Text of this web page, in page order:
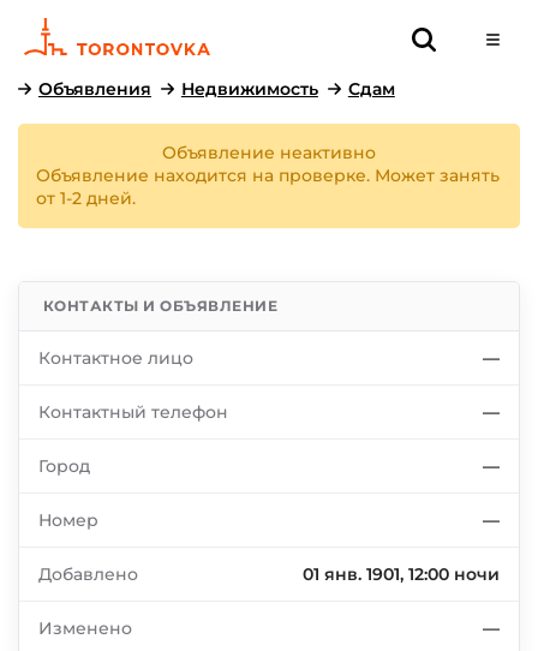
Объявления Недвижимость Сдам
Объявление неактивно
Объявление находится на проверке. Может занять
от 1-2 дней.
КОНТАКТЫ И ОБЪЯВЛЕНИЕ
Контактное лицо —
Контактный телефон —
Город —
Номер —
Добавлено 01 янв. 1901, 12:00 ночи
Изменено —